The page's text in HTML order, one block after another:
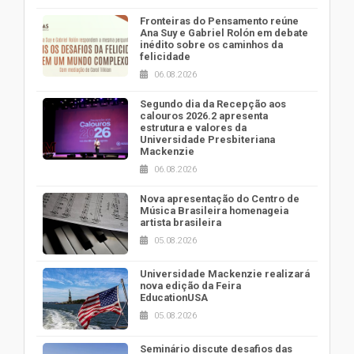
Fronteiras do Pensamento reúne
Ana Suy e Gabriel Rolón em debate
inédito sobre os caminhos da
felicidade
06.08.2026
Segundo dia da Recepção aos
calouros 2026.2 apresenta
estrutura e valores da
Universidade Presbiteriana
Mackenzie
06.08.2026
Nova apresentação do Centro de
Música Brasileira homenageia
artista brasileira
05.08.2026
Universidade Mackenzie realizará
nova edição da Feira
EducationUSA
05.08.2026
Seminário discute desafios das